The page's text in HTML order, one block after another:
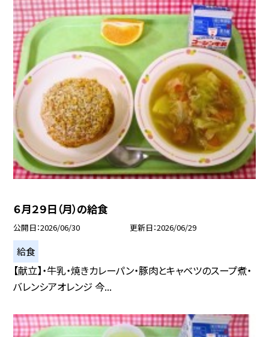
６月２９日（月）の給食
公開日 2026/06/30 更新日 2026/06/29
給食
【献立】・牛乳・焼きカレーパン・豚肉とキャベツのスープ煮・
バレンシアオレンジ 今...